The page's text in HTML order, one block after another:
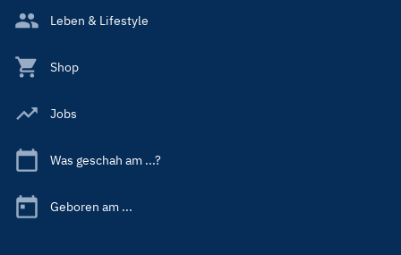
Leben & Lifestyle
Shop
Jobs
Was geschah am ...?
Geboren am ...